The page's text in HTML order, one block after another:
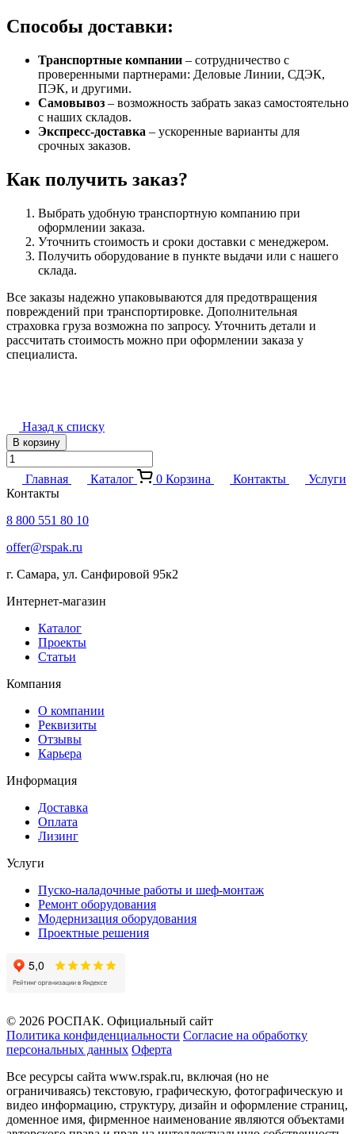
Способы доставки:
Транспортные компании – сотрудничество с
проверенными партнерами: Деловые Линии, СДЭК,
ПЭК, и другими.
Самовывоз – возможность забрать заказ самостоятельно
с наших складов.
Экспресс-доставка – ускоренные варианты для
срочных заказов.
Как получить заказ?
Выбрать удобную транспортную компанию при
оформлении заказа.
Уточнить стоимость и сроки доставки с менеджером.
Получить оборудование в пункте выдачи или с нашего
склада.
Все заказы надежно упаковываются для предотвращения
повреждений при транспортировке. Дополнительная
страховка груза возможна по запросу. Уточнить детали и
рассчитать стоимость можно при оформлении заказа у
специалиста.
Назад к списку
В корзину
Главная Каталог 0 Корзина Контакты
Услуги
Контакты
8 800 551 80 10
offer@rspak.ru
г. Самара, ул. Санфировой 95к2
Интернет-магазин
Каталог
Проекты
Статьи
Компания
О компании
Реквизиты
Отзывы
Карьера
Информация
Доставка
Оплата
Лизинг
Услуги
Пуско-наладочные работы и шеф-монтаж
Ремонт оборудования
Модернизация оборудования
Проектные решения
© 2026 РОСПАК. Официальный сайт
Политика конфиденциальности Согласие на обработку
персональных данных Оферта
Все ресурсы сайта www.rspak.ru, включая (но не
ограничиваясь) текстовую, графическую, фотографическую и
видео информацию, структуру, дизайн и оформление страниц,
доменное имя, фирменное наименование являются объектами